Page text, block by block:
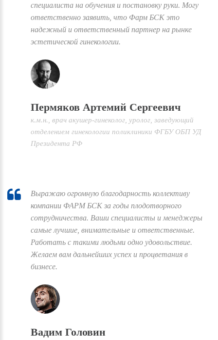
специалиста на обучения и постановку руки. Могу
ответственно заявить, что Фарм БСК это
надежный и ответственный партнер на рынке
эстетической гинекологии.
Пермяков Артемий Сергеевич
к.м.н., врач акушер-гинеколог, уролог, заведующий
отделением гинекологии поликлиники ФГБУ ОБП УД
Президента РФ
Выражаю огромную благодарность коллективу
компании ФАРМ БСК за годы плодотворного
сотрудничества. Ваши специалисты и менеджеры
самые лучшие, внимательные и ответственные.
Работать с такими людьми одно удовольствие.
Желаем вам дальнейших успех и процветания в
бизнесе.
Вадим Головин